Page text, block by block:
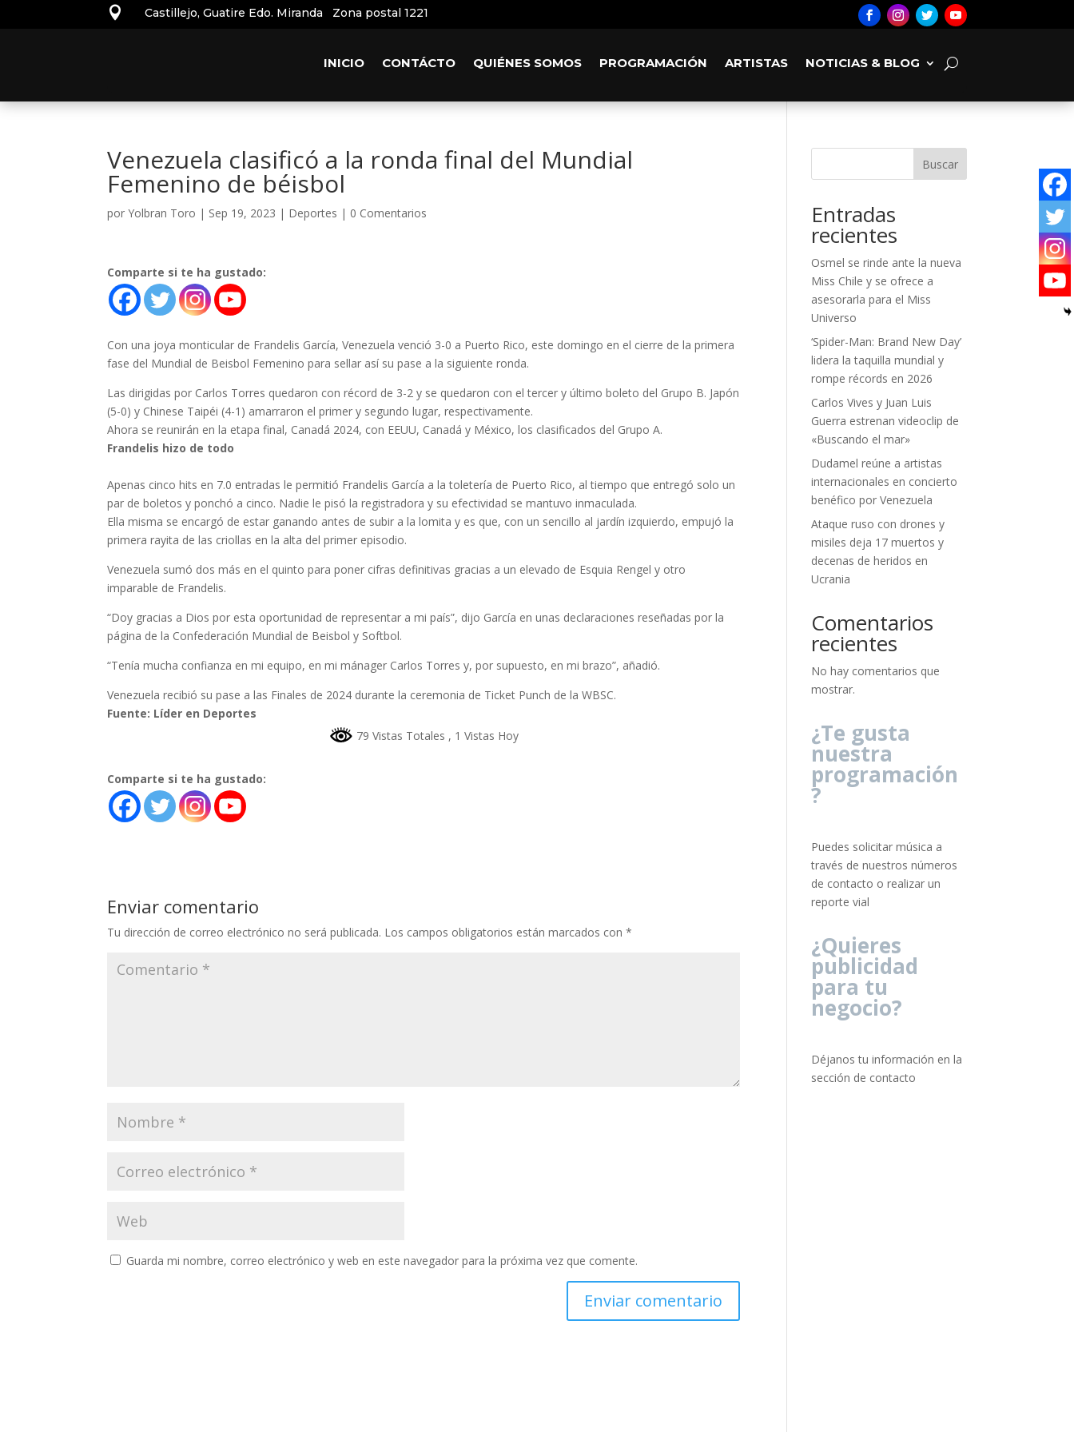
 Castillejo, Guatire Edo. Miranda Zona postal 1221
INICIO CONTÁCTO QUIÉNES SOMOS PROGRAMACIÓN ARTISTAS NOTICIAS & BLOG
Venezuela clasificó a la ronda final del Mundial
Femenino de béisbol
porYolbran Toro | Sep 19, 2023 | Deportes | 0 Comentarios
Comparte si te ha gustado:
Con una joya monticular de Frandelis García, Venezuela venció 3-0 a Puerto Rico, este domingo en el cierre de la primera
fase del Mundial de Beisbol Femenino para sellar así su pase a la siguiente ronda.
Las dirigidas por Carlos Torres quedaron con récord de 3-2 y se quedaron con el tercer y último boleto del Grupo B. Japón
(5-0) y Chinese Taipéi (4-1) amarraron el primer y segundo lugar, respectivamente.
Ahora se reunirán en la etapa final, Canadá 2024, con EEUU, Canadá y México, los clasificados del Grupo A.
Frandelis hizo de todo
Apenas cinco hits en 7.0 entradas le permitió Frandelis García a la toletería de Puerto Rico, al tiempo que entregó solo un
par de boletos y ponchó a cinco. Nadie le pisó la registradora y su efectividad se mantuvo inmaculada.
Ella misma se encargó de estar ganando antes de subir a la lomita y es que, con un sencillo al jardín izquierdo, empujó la
primera rayita de las criollas en la alta del primer episodio.
Venezuela sumó dos más en el quinto para poner cifras definitivas gracias a un elevado de Esquia Rengel y otro
imparable de Frandelis.
“Doy gracias a Dios por esta oportunidad de representar a mi país”, dijo García en unas declaraciones reseñadas por la
página de la Confederación Mundial de Beisbol y Softbol.
“Tenía mucha confianza en mi equipo, en mi mánager Carlos Torres y, por supuesto, en mi brazo”, añadió.
Venezuela recibió su pase a las Finales de 2024 durante la ceremonia de Ticket Punch de la WBSC.
Fuente: Líder en Deportes
79 Vistas Totales , 1 Vistas Hoy
Comparte si te ha gustado:
Enviar comentario
Tu dirección de correo electrónico no será publicada. Los campos obligatorios están marcados con*
Guarda mi nombre, correo electrónico y web en este navegador para la próxima vez que comente.
Buscar
Entradas
recientes
Osmel se rinde ante la nueva
Miss Chile y se ofrece a
asesorarla para el Miss
Universo
‘Spider-Man: Brand New Day’
lidera la taquilla mundial y
rompe récords en 2026
Carlos Vives y Juan Luis
Guerra estrenan videoclip de
«Buscando el mar»
Dudamel reúne a artistas
internacionales en concierto
benéfico por Venezuela
Ataque ruso con drones y
misiles deja 17 muertos y
decenas de heridos en
Ucrania
Comentarios
recientes
No hay comentarios que
mostrar.
¿Te gusta
nuestra
programación
?
Puedes solicitar música a
través de nuestros números
de contacto o realizar un
reporte vial
¿Quieres
publicidad
para tu
negocio?
Déjanos tu información en la
sección de contacto